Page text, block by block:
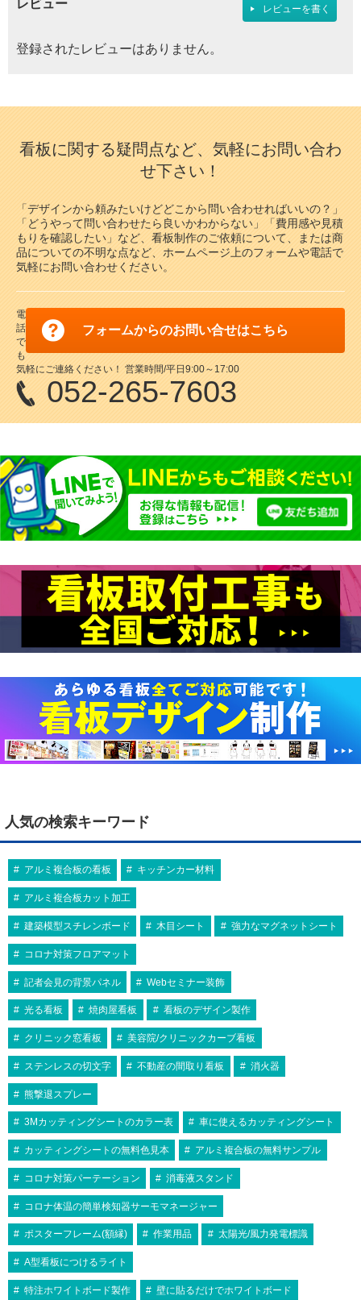
レビュー レビューを書く
登録されたレビューはありません。
看板に関する疑問点など、気軽にお問い合わ
せ下さい！
「デザインから頼みたいけどどこから問い合わせればいいの？」
「どうやって問い合わせたら良いかわからない」「費用感や見積
もりを確認したい」など、看板制作のご依頼について、または商
品についての不明な点など、ホームページ上のフォームや電話で
気軽にお問い合わせください。
フォームからのお問い合せはこちら
電
話
で
も
気軽にご連絡ください！ 営業時間/平日9:00～17:00
052-265-7603
人気の検索キーワード
アルミ複合板の看板 キッチンカー材料
アルミ複合板カット加工
建築模型スチレンボード 木目シート 強力なマグネットシート
コロナ対策フロアマット
記者会見の背景パネル Webセミナー装飾
光る看板 焼肉屋看板 看板のデザイン製作
クリニック窓看板 美容院/クリニックカーブ看板
ステンレスの切文字 不動産の間取り看板 消火器
熊撃退スプレー
3Mカッティングシートのカラー表 車に使えるカッティングシート
カッティングシートの無料色見本 アルミ複合板の無料サンプル
コロナ対策パーテーション 消毒液スタンド
コロナ体温の簡単検知器サーモマネージャー
ポスターフレーム(額縁) 作業用品 太陽光/風力発電標識
A型看板につけるライト
特注ホワイトボード製作 壁に貼るだけでホワイトボード